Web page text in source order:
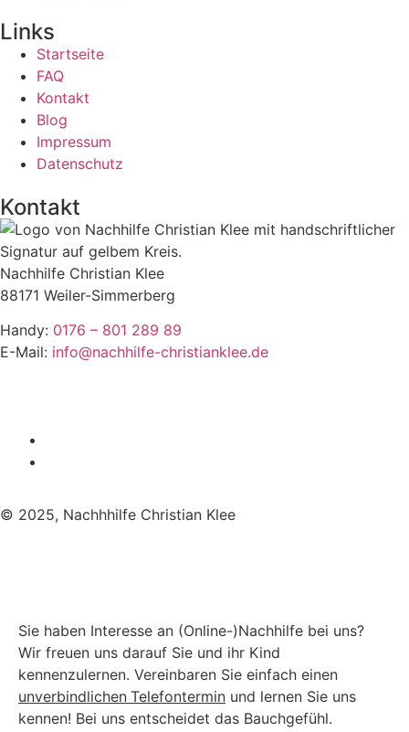
Links
Startseite
FAQ
Kontakt
Blog
Impressum
Datenschutz
Kontakt
Nachhilfe Christian Klee
88171 Weiler-Simmerberg
Handy: 0176 – 801 289 89
E-Mail: info@nachhilfe-christianklee.de
© 2025, Nachhhilfe Christian Klee
Sie haben Interesse an (Online-)Nachhilfe bei uns?
Wir freuen uns darauf Sie und ihr Kind
kennenzulernen. Vereinbaren Sie einfach einen
unverbindlichen Telefontermin und lernen Sie uns
kennen! Bei uns entscheidet das Bauchgefühl.